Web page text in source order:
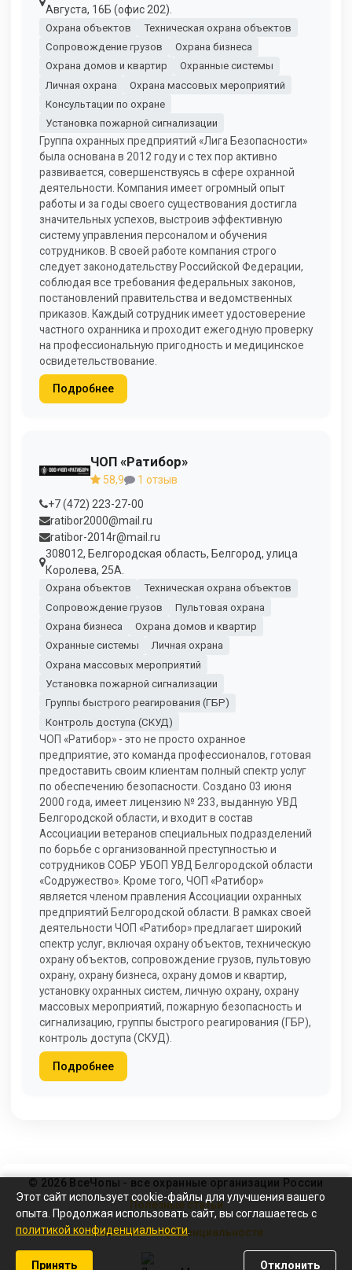
Августа, 16Б (офис 202).
Охрана объектов
Техническая охрана объектов
Сопровождение грузов
Охрана бизнеса
Охрана домов и квартир
Охранные системы
Личная охрана
Охрана массовых мероприятий
Консультации по охране
Установка пожарной сигнализации
Группа охранных предприятий «Лига Безопасности»
была основана в 2012 году и с тех пор активно
развивается, совершенствуясь в сфере охранной
деятельности. Компания имеет огромный опыт
работы и за годы своего существования достигла
значительных успехов, выстроив эффективную
систему управления персоналом и обучения
сотрудников. В своей работе компания строго
следует законодательству Российской Федерации,
соблюдая все требования федеральных законов,
постановлений правительства и ведомственных
приказов. Каждый сотрудник имеет удостоверение
частного охранника и проходит ежегодную проверку
на профессиональную пригодность и медицинское
освидетельствование.
Подробнее
ЧОП «Ратибор»
58,9
1 отзыв
+7 (472) 223-27-00
ratibor2000@mail.ru
ratibor-2014r@mail.ru
308012, Белгородская область, Белгород, улица
Королева, 25А.
Охрана объектов
Техническая охрана объектов
Сопровождение грузов
Пультовая охрана
Охрана бизнеса
Охрана домов и квартир
Охранные системы
Личная охрана
Охрана массовых мероприятий
Установка пожарной сигнализации
Группы быстрого реагирования (ГБР)
Контроль доступа (СКУД)
ЧОП «Ратибор» - это не просто охранное
предприятие, это команда профессионалов, готовая
предоставить своим клиентам полный спектр услуг
по обеспечению безопасности. Создано 03 июня
2000 года, имеет лицензию № 233, выданную УВД
Белгородской области, и входит в состав
Ассоциации ветеранов специальных подразделений
по борьбе с организованной преступностью и
сотрудников СОБР УБОП УВД Белгородской области
«Содружество». Кроме того, ЧОП «Ратибор»
является членом правления Ассоциации охранных
предприятий Белгородской области. В рамках своей
деятельности ЧОП «Ратибор» предлагает широкий
спектр услуг, включая охрану объектов, техническую
охрану объектов, сопровождение грузов, пультовую
охрану, охрану бизнеса, охрану домов и квартир,
установку охранных систем, личную охрану, охрану
массовых мероприятий, пожарную безопасность и
сигнализацию, группы быстрого реагирования (ГБР),
контроль доступа (СКУД).
Подробнее
© 2026 ВсеЧопы - все охранные организации России
Полезные статьи
Политика конфиденциальности
Этот сайт использует cookie-файлы для улучшения вашего
опыта. Продолжая использовать сайт, вы соглашаетесь с
политикой конфиденциальности.
Принять Отклонить